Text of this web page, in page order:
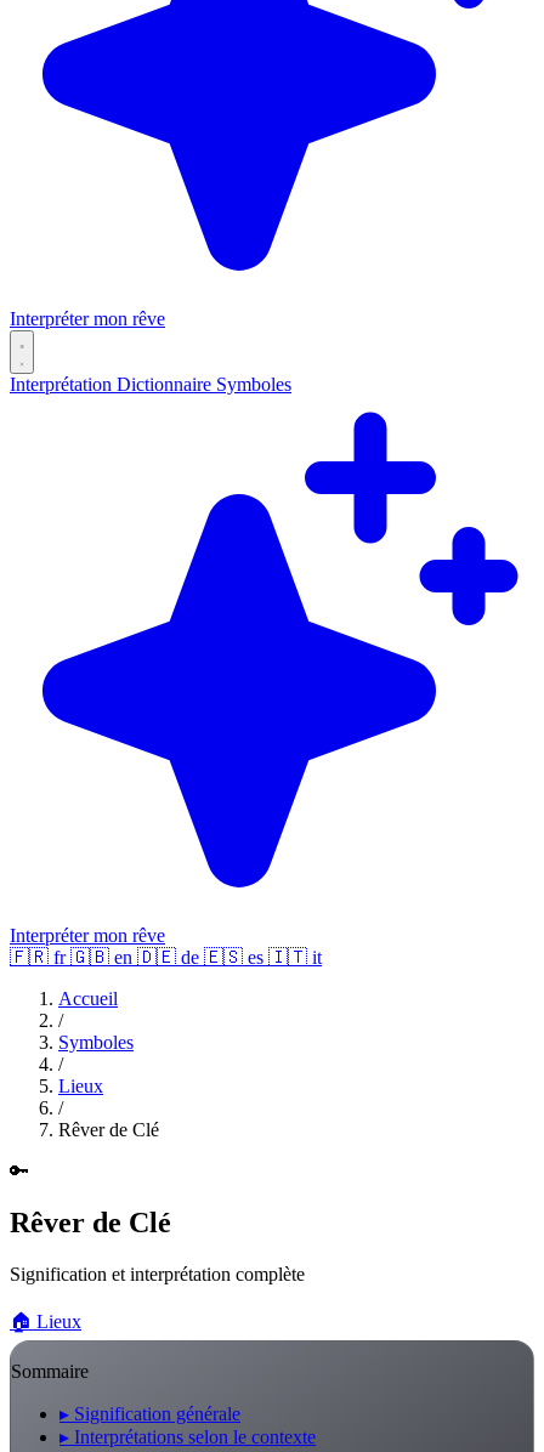
Interpréter mon rêve
Interprétation Dictionnaire Symboles
Interpréter mon rêve
🇫🇷 fr 🇬🇧 en 🇩🇪 de 🇪🇸 es 🇮🇹 it
Accueil
/
Symboles
/
Lieux
/
Rêver de Clé
🔑
Rêver de Clé
Signification et interprétation complète
🏠 Lieux
Sommaire
▸ Signification générale
▸ Interprétations selon le contexte